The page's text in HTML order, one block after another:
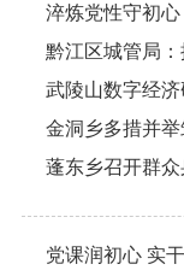
黔江区城管局
武陵山数字经
金洞乡多措并
蓬东乡召开群众
党课润初心 实